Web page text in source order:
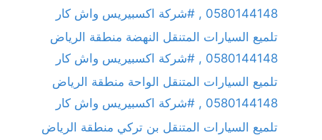
0580144148 , #شركة اكسبيريس واش كار
تلميع السيارات المتنقل النهضة منطقة الرياض
0580144148 , #شركة اكسبيريس واش كار
تلميع السيارات المتنقل الواحة منطقة الرياض
0580144148 , #شركة اكسبيريس واش كار
تلميع السيارات المتنقل بن تركي منطقة الرياض